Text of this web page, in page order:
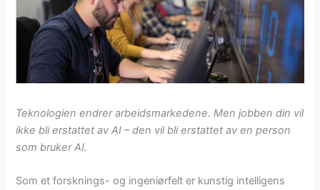
Teknologien endrer arbeidsmarkedene. Men jobben din vil
ikke bli erstattet av AI – den vil bli erstattet av en person
som bruker AI.
Som et forsknings- og ingeniørfelt er kunstig intelligens